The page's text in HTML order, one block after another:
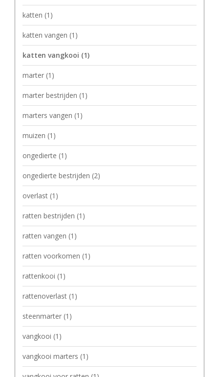
katten (1)
katten vangen (1)
katten vangkooi (1)
marter (1)
marter bestrijden (1)
marters vangen (1)
muizen (1)
ongedierte (1)
ongedierte bestrijden (2)
overlast (1)
ratten bestrijden (1)
ratten vangen (1)
ratten voorkomen (1)
rattenkooi (1)
rattenoverlast (1)
steenmarter (1)
vangkooi (1)
vangkooi marters (1)